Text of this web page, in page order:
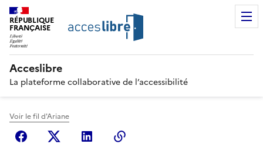
RÉPUBLIQUE
FRANÇAISE
Acceslibre
La plateforme collaborative de l’accessibilité
Voir le fil d'Ariane
FacebookX (anciennement Twitter)
Linkedin